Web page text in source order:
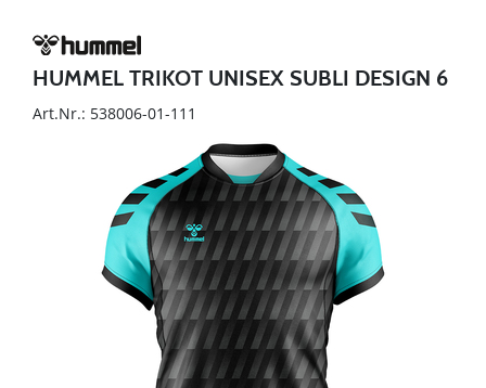
HUMMEL TRIKOT UNISEX SUBLI DESIGN 6
Art.Nr.: 538006-01-111